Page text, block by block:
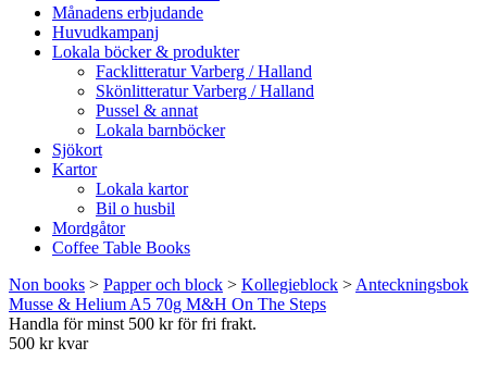
Månadens erbjudande
Huvudkampanj
Lokala böcker & produkter
Facklitteratur Varberg / Halland
Skönlitteratur Varberg / Halland
Pussel & annat
Lokala barnböcker
Sjökort
Kartor
Lokala kartor
Bil o husbil
Mordgåtor
Coffee Table Books
Non books > Papper och block > Kollegieblock > Anteckningsbok
Musse & Helium A5 70g M&H On The Steps
Handla för minst 500 kr för fri frakt.
500 kr kvar